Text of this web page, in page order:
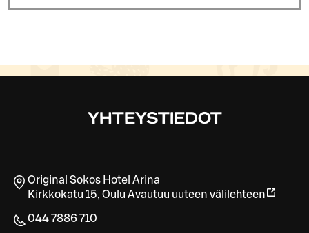
YHTEYSTIEDOT
Original Sokos Hotel Arina
Kirkkokatu 15, Oulu Avautuu uuteen välilehteen
044 7886 710